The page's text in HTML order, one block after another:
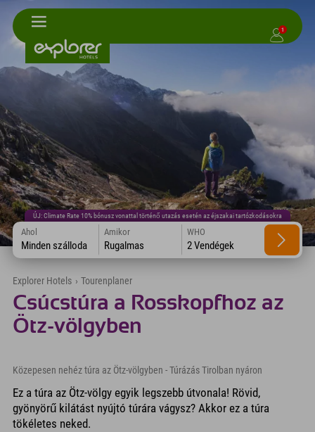
1
ÚJ: Climate Rate 10% bónusz vonattal történő utazás esetén az éjszakai tartózkodásokra
Ahol
Minden szálloda
Amikor
Rugalmas
WHO
2 Vendégek
Explorer Hotels › Tourenplaner
Csúcstúra a Rosskopfhoz az
Ötz-völgyben
Közepesen nehéz túra az Ötz-völgyben - Túrázás Tirolban nyáron
Ez a túra az Ötz-völgy egyik legszebb útvonala! Rövid,
gyönyörű kilátást nyújtó túrára vágysz? Akkor ez a túra
tökéletes neked.